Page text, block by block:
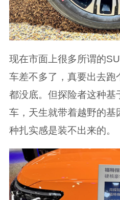
现在市面上很多所谓的
车差不多了，真要出去跑
都没底。但探险者这种基
车，天生就带着越野的基
种扎实感是装不出来的。